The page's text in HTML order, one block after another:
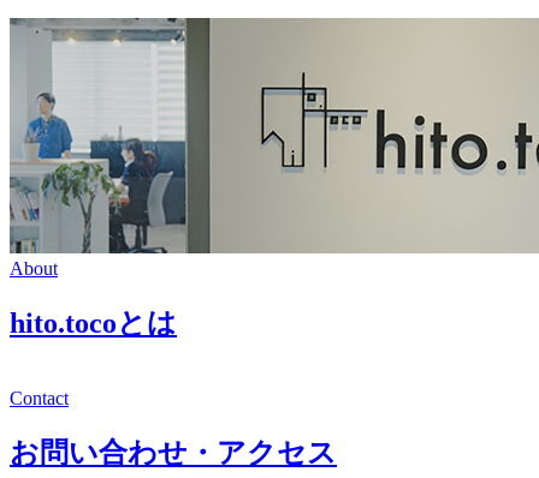
About
hito.tocoとは
Contact
お問い合わせ・アクセス